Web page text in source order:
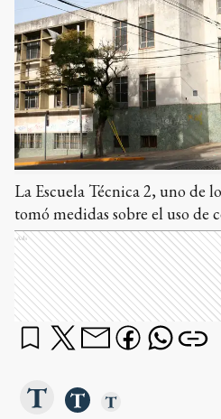
La Escuela Técnica 2, uno de
tomó medidas sobre el uso de
Ads